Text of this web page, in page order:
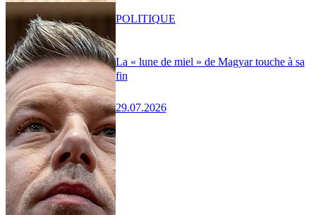
La « lune de miel » de Magyar touche à sa
fin
29.07.2026
POLITIQUE